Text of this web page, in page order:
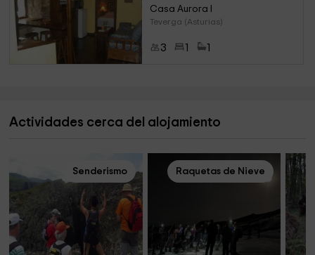
Casa Aurora I
Teverga (Asturias)
3
Actividades cerca del alojamiento
Senderismo Raquetas de Nieve